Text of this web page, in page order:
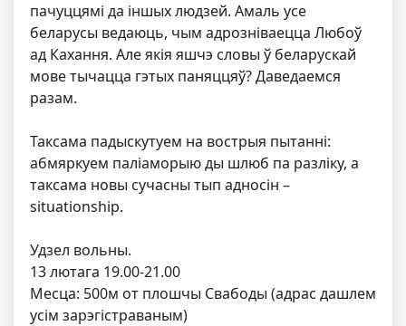
пачуццямі да іншых людзей. Амаль усе
беларусы ведаюць, чым адрозніваецца Любоў
ад Кахання. Але якія яшчэ словы ў беларускай
мове тычацца гэтых паняццяў? Даведаемся
разам.
Таксама падыскутуем на вострыя пытанні:
абмяркуем паліаморыю ды шлюб па разліку, а
таксама новы сучасны тып адносін –
situationship.
Удзел вольны.
13 лютага 19.00-21.00
Месца: 500м от плошчы Свабоды (адрас дашлем
усім зарэгістраваным)